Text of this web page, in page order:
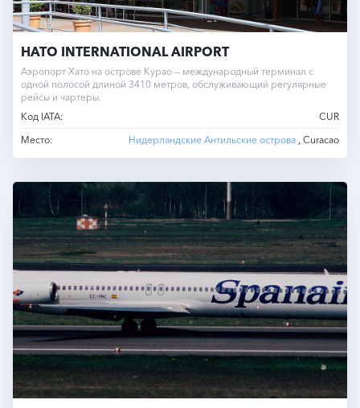
HATO INTERNATIONAL AIRPORT
Аэропорт Хато на острове Курaо — международный терминал с
одной полосой длиной 3410 метров, обслуживающий регулярные
рейсы и чартеры.
Код IATA:
CUR
Место:
Нидерландские Антильские острова , Curacao